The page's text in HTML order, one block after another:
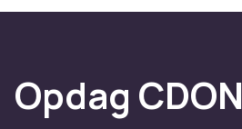
Opdag CDON